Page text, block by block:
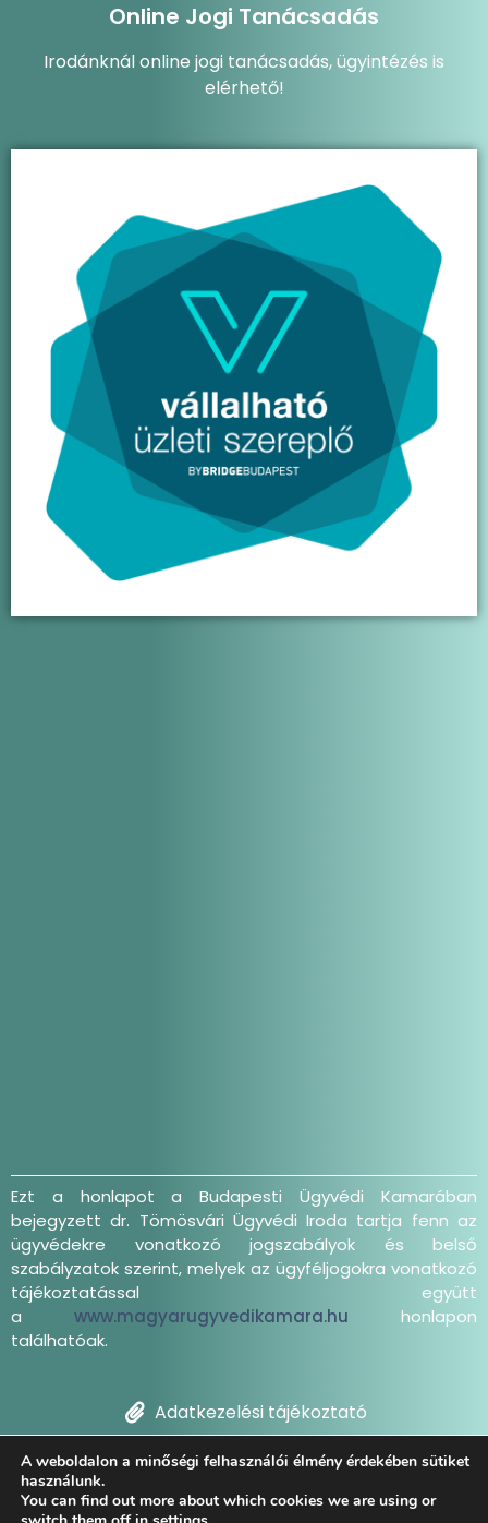
Online Jogi Tanácsadás
Irodánknál online jogi tanácsadás, ügyintézés is
elérhető!
Ezt a honlapot a Budapesti Ügyvédi Kamarában
bejegyzett dr. Tömösvári Ügyvédi Iroda tartja fenn az
ügyvédekre vonatkozó jogszabályok és belső
szabályzatok szerint, melyek az ügyféljogokra vonatkozó
tájékoztatással együtt
a www.magyarugyvedikamara.hu honlapon
találhatóak.
Adatkezelési tájékoztató
Dr. Tömösvári Ügyvédi Iroda 2021 | Minden jog
fenntartva
A weboldalon a minőségi felhasználói élmény érdekében sütiket
használunk.
You can find out more about which cookies we are using or